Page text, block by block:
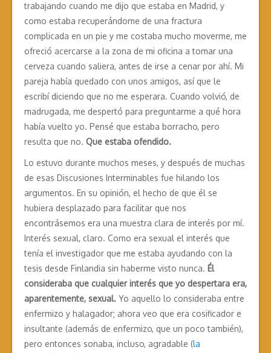
trabajando cuando me dijo que estaba en Madrid, y
como estaba recuperándome de una fractura
complicada en un pie y me costaba mucho moverme, me
ofreció acercarse a la zona de mi oficina a tomar una
cerveza cuando saliera, antes de irse a cenar por ahí. Mi
pareja había quedado con unos amigos, así que le
escribí diciendo que no me esperara. Cuando volvió, de
madrugada, me despertó para preguntarme a qué hora
había vuelto yo. Pensé que estaba borracho, pero
resulta que no. Que estaba ofendido.
Lo estuvo durante muchos meses, y después de muchas
de esas Discusiones Interminables fue hilando los
argumentos. En su opinión, el hecho de que él se
hubiera desplazado para facilitar que nos
encontrásemos era una muestra clara de interés por mí.
Interés sexual, claro. Como era sexual el interés que
tenía el investigador que me estaba ayudando con la
tesis desde Finlandia sin haberme visto nunca. Él
consideraba que cualquier interés que yo despertara era,
aparentemente, sexual. Yo aquello lo consideraba entre
enfermizo y halagador; ahora veo que era cosificador e
insultante (además de enfermizo, que un poco también),
pero entonces sonaba, incluso, agradable (la